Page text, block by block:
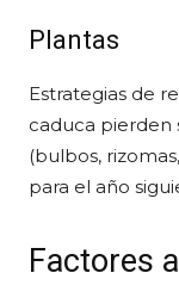
Plantas
Estrategias de
caduca pierden
(bulbos,
para el año
Factores